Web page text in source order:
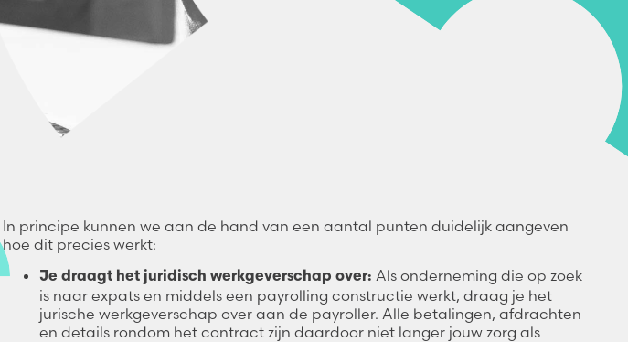
In principe kunnen we aan de hand van een aantal punten duidelijk aangeven
hoe dit precies werkt:
Je draagt het juridisch werkgeverschap over: Als onderneming die op zoek
is naar expats en middels een payrolling constructie werkt, draag je het
jurische werkgeverschap over aan de payroller. Alle betalingen, afdrachten
en details rondom het contract zijn daardoor niet langer jouw zorg als